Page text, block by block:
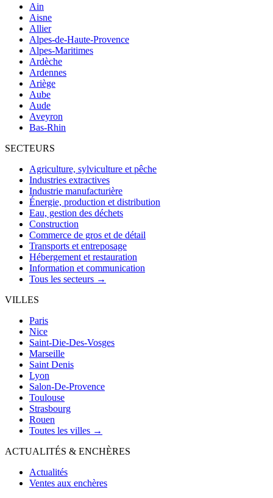
Ain
Aisne
Allier
Alpes-de-Haute-Provence
Alpes-Maritimes
Ardèche
Ardennes
Ariège
Aube
Aude
Aveyron
Bas-Rhin
SECTEURS
Agriculture, sylviculture et pêche
Industries extractives
Industrie manufacturière
Énergie, production et distribution
Eau, gestion des déchets
Construction
Commerce de gros et de détail
Transports et entreposage
Hébergement et restauration
Information et communication
Tous les secteurs →
VILLES
Paris
Nice
Saint-Die-Des-Vosges
Marseille
Saint Denis
Lyon
Salon-De-Provence
Toulouse
Strasbourg
Rouen
Toutes les villes →
ACTUALITÉS & ENCHÈRES
Actualités
Ventes aux enchères